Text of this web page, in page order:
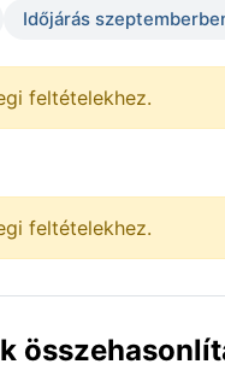
Időjárás
feltételekhez.
feltételekhez.